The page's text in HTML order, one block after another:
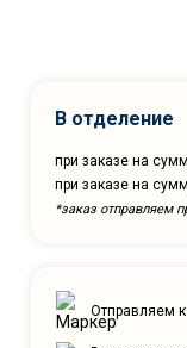
В отделение
при заказе на
при заказе на
*заказ отправляем
Отправляем